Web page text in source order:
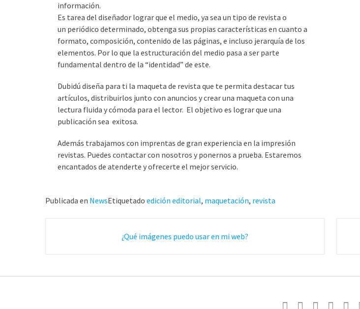
información.
Es tarea del diseñador lograr que el medio, ya sea un tipo de revista o
un periódico determinado, obtenga sus propias características en cuanto a
formato, composición, contenido de las páginas, e incluso jerarquía de los
elementos. Por lo que la estructuración del medio pasa a ser parte
fundamental dentro de la “identidad” de este.
Dubidú diseña para ti la maqueta de revista que te permita destacar tus
artículos, distribuirlos junto con anuncios y crear una maqueta con una
lectura fluida y cómoda para el lector. El objetivo es lograr que una
publicación sea exitosa.
Además trabajamos con imprentas de gran experiencia en la impresión
revistas. Puedes contactar con nosotros y ponernos a prueba. Estaremos
encantados de atenderte y ofrecerte el mejor servicio.
Publicada en NewsEtiquetado edición editorial, maquetación, revista
¿Qué imágenes puedo usar en mi web?